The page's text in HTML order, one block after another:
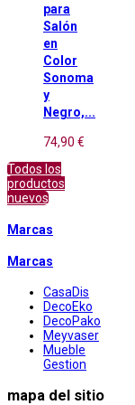
para
Salón
en
Color
Sonoma
y
Negro,...
74,90 €
Todos los
productos
nuevos
Marcas
Marcas
CasaDis
DecoEko
DecoPako
Meyvaser
Mueble
Gestion
mapa del sitio